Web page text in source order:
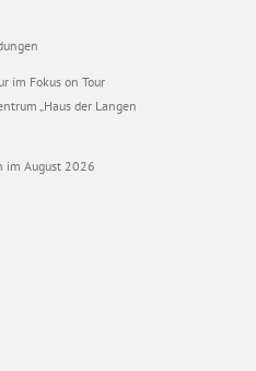
im Fokus on Tour
„Haus der Langen
im August 2026